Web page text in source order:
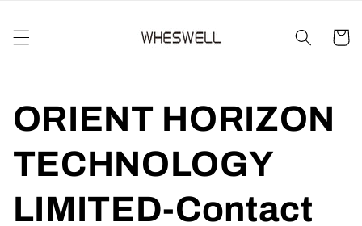
進む
ー
ORIENT HORIZON
TECHNOLOGY
LIMITED-Contact